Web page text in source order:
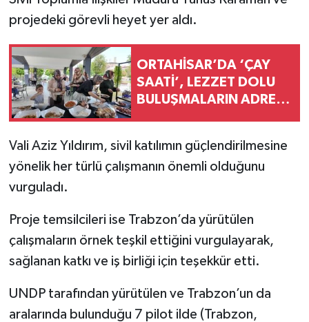
projedeki görevli heyet yer aldı.
ORTAHİSAR’DA ‘ÇAY
SAATİ’, LEZZET DOLU
BULUŞMALARIN ADRESİ
Vali Aziz Yıldırım, sivil katılımın güçlendirilmesine
yönelik her türlü çalışmanın önemli olduğunu
vurguladı.
Proje temsilcileri ise Trabzon’da yürütülen
çalışmaların örnek teşkil ettiğini vurgulayarak,
sağlanan katkı ve iş birliği için teşekkür etti.
UNDP tarafından yürütülen ve Trabzon’un da
aralarında bulunduğu 7 pilot ilde (Trabzon,